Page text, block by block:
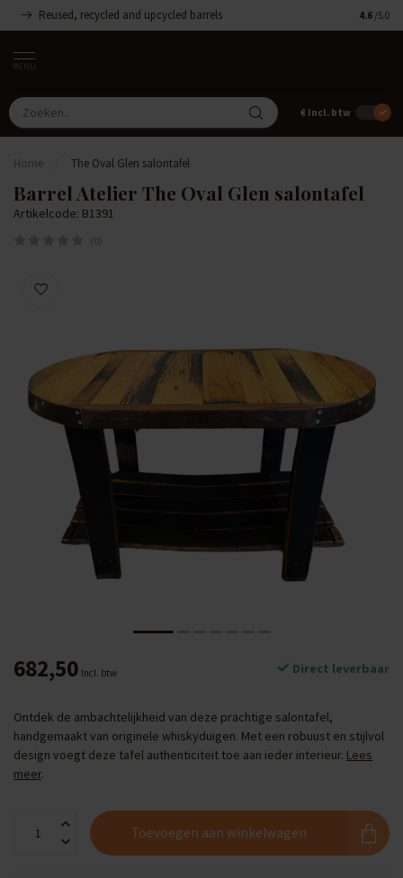
Reused, recycled and upcycled barrels 4.6 /5.0
MENU
€ Incl. btw
Home The Oval Glen salontafel
Barrel Atelier The Oval Glen salontafel
Artikelcode: B1391
(0)
682,50 Incl. btw Direct leverbaar
Ontdek de ambachtelijkheid van deze prachtige salontafel,
handgemaakt van originele whiskyduigen. Met een robuust en stijlvol
design voegt deze tafel authenticiteit toe aan ieder interieur. Lees
meer.
Toevoegen aan winkelwagen